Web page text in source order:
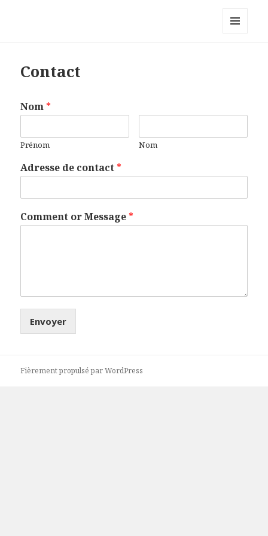
Contact
Nom *
Prénom Nom
Adresse de contact *
Comment or Message *
Envoyer
Fièrement propulsé par WordPress